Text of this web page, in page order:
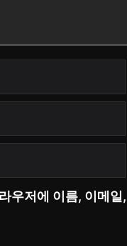
우저에 이름, 이메